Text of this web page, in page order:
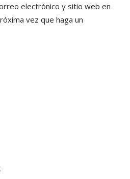
electrónico y sitio web en
vez que haga un